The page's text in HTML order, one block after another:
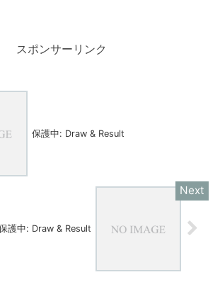
スポンサーリンク
保護中: Draw & Result
護中: Draw & Result